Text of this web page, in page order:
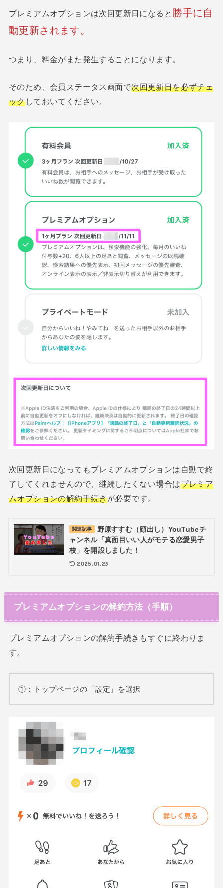
プレミアムオプションは次回更新日になると 勝手に自
動更新されます。
つまり、料金がまた発生することになります。
そのため、会員ステータス画面で次回更新日を必ずチェ
ックしておいてください。
次回更新日になってもプレミアムオプションは自動で終
了してくれませんので、継続したくない場合はプレミア
ムオプションの解約手続きが必要です。
関連記事
野原すすむ（顔出し）YouTubeチ
ャンネル「真面目いい人がモテる恋愛男子
校」を開設しました！
2025.01.23
プレミアムオプションの解約方法（手順）
プレミアムオプションの解約手続きもすぐに終わりま
す。
①：トップページの「設定」を選択